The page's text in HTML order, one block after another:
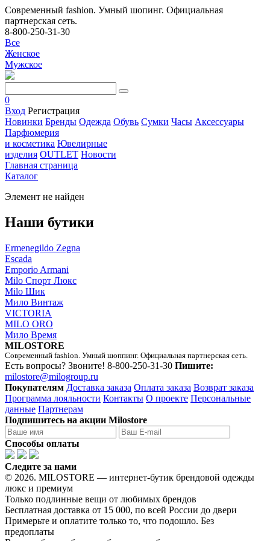
Современный fashion. Умный шопинг. Официальная
партнерская сеть.
8-800-250-31-30
Все
Женское
Мужское
0
Вход Регистрация
Новинки Бренды Одежда Обувь Сумки Часы Аксессуары
Парфюмерия
и косметика Ювелирные
изделия OUTLET Новости
Главная страница
Каталог
Элемент не найден
Наши бутики
Ermenegildo Zegna
Escada
Emporio Armani
Milo Спорт Люкс
Milo Шик
Мило Винтаж
VICTORIA
MILO ORO
Мило Время
MILOSTORE
Современный fashion. Умный шоппинг. Официальная партнерская сеть.
Есть вопросы? Звоните! 8-800-250-31-30 Пишите:
milostore@milogroup.ru
Покупателям Доставка заказа Оплата заказа Возврат заказа
Программа лояльности Контакты О проекте Персональные
данные Партнерам
Подпишитесь на акции Milostore
Способы оплаты
Следите за нами
© 2026. MILOSTORE — интернет-бутик брендовой одежды
люкс и премиум
Только подлинные вещи от любимых брендов
Бесплатная доставка от 15 000, по всей России до двери
Примерьте и оплатите только то, что подошло. Без
предоплаты